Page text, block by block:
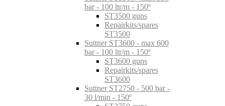
bar - 100 ltr/m - 150º
ST3500 guns
Repairkits/spares
ST3500
Suttner ST3600 - max 600
bar - 100 ltr/m - 150º
ST3600 guns
Repairkits/spares
ST3600
Suttner ST2750 - 500 bar -
30 l/min - 150º